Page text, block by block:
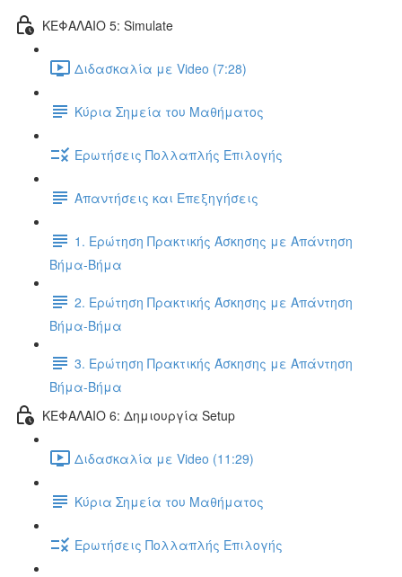
ΚΕΦΑΛΑΙΟ 5: Simulate
Διδασκαλία με Video (7:28)
Κύρια Σημεία του Μαθήματος
Ερωτήσεις Πολλαπλής Επιλογής
Απαντήσεις και Επεξηγήσεις
1. Ερώτηση Πρακτικής Άσκησης με Απάντηση
Βήμα-Βήμα
2. Ερώτηση Πρακτικής Άσκησης με Απάντηση
Βήμα-Βήμα
3. Ερώτηση Πρακτικής Άσκησης με Απάντηση
Βήμα-Βήμα
ΚΕΦΑΛΑΙΟ 6: Δημιουργία Setup
Διδασκαλία με Video (11:29)
Κύρια Σημεία του Μαθήματος
Ερωτήσεις Πολλαπλής Επιλογής